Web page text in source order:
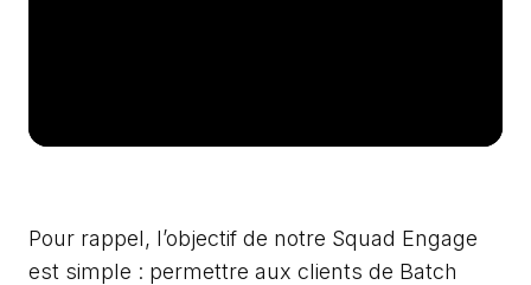
Pour rappel, l’objectif de notre Squad Engage
est simple : permettre aux clients de Batch